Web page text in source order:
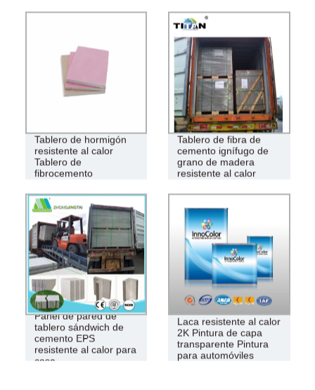
Tablero de hormigón
resistente al calor
Tablero de
fibrocemento
Tablero de fibra de
cemento ignífugo de
grano de madera
resistente al calor
Panel de pared de
tablero sándwich de
cemento EPS
resistente al calor para
casa
Laca resistente al calor
2K Pintura de capa
transparente Pintura
para automóviles